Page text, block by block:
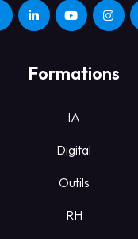
Formations
IA
Digital
Outils
RH